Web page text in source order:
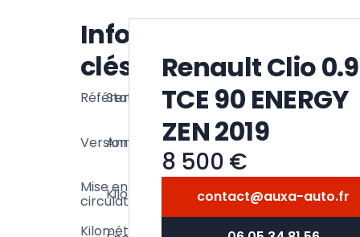
Voir la
Informations
clés
Référence VRO_47BD42
Statut
En
vente
Version
0.9 TCE
90
ENERGY
ZEN
Année 2019
Mise en
circulation 06/2009
Kilométrage
132
100
Kilométrage
Renault Clio 0.9
TCE 90 ENERGY
ZEN 2019
8 500 €
contact@auxa-auto.fr